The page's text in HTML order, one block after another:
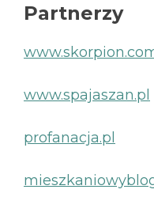
Partnerzy
www.spajaszan.pl
profanacja.pl